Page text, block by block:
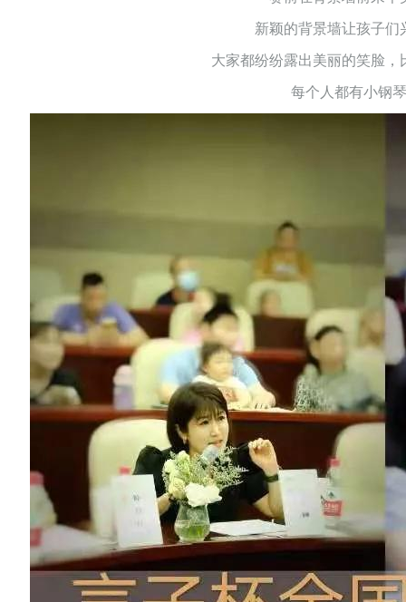
新颖的背景墙让孩子们
大家都纷纷露出美丽的笑脸
每个人都有小钢